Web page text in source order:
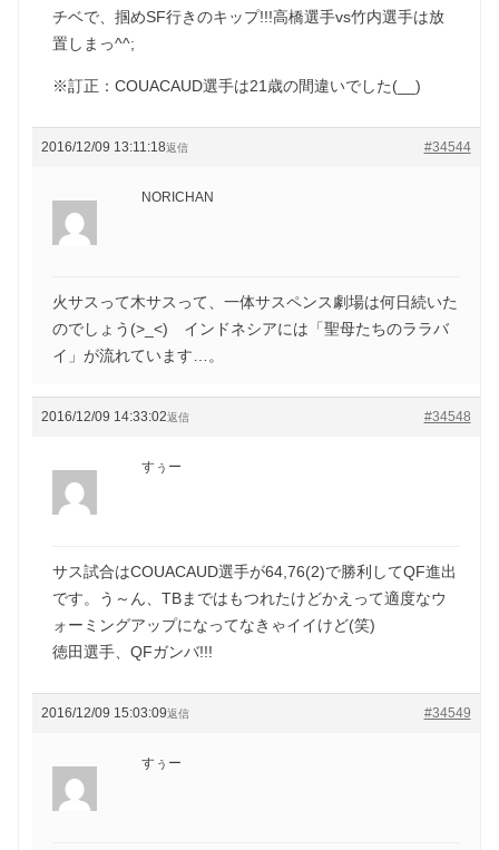
チベで、掴めSF行きのキップ!!!高橋選手vs竹内選手は放
置しまっ^^;
※訂正：COUACAUD選手は21歳の間違いでした(__)
2016/12/09 13:11:18 #34544
返信
NORICHAN
火サスって木サスって、一体サスペンス劇場は何日続いた
のでしょう(>_<) インドネシアには「聖母たちのララバ
イ」が流れています…。
2016/12/09 14:33:02 #34548
返信
すぅー
サス試合はCOUACAUD選手が64,76(2)で勝利してQF進出
です。う～ん、TBまではもつれたけどかえって適度なウ
ォーミングアップになってなきゃイイけど(笑)
徳田選手、QFガンバ!!!
2016/12/09 15:03:09 #34549
返信
すぅー